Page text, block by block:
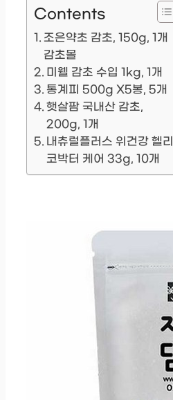
Contents
조은약초 감초, 150g, 1개
감초몰
미웰 감초 수입 1kg, 1개
통계피 500g X5봉, 5개
햇살팜 국내산 감초,
200g, 1개
내츄럴플러스 위건강 헬리
코박터 케어 33g, 10개